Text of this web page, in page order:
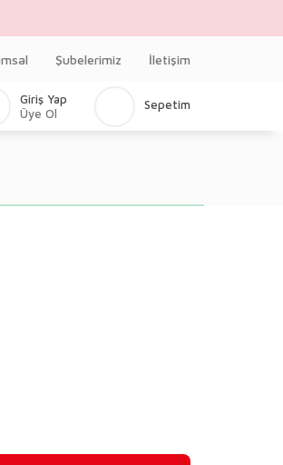
Şubelerimiz İletişim
Giriş Yap
Üye Ol
Sepetim